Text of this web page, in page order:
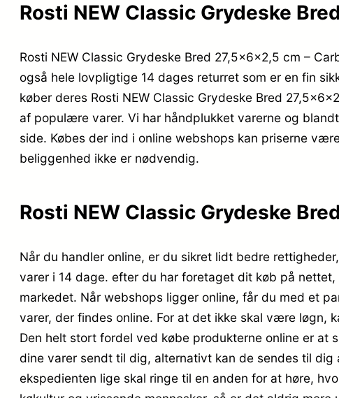
Rosti NEW Classic Grydeske
Rosti NEW Classic Grydeske Bred 27,5x6x2,5 cm –
også hele lovpligtige 14 dages returret som er en fin
køber deres Rosti NEW Classic Grydeske Bred
af populære varer. Vi har håndplukket varerne og
side. Købes der ind i online webshops kan priserne
beliggenhed ikke er nødvendig.
Rosti NEW Classic Grydeske
Når du handler online, er du sikret lidt bedre
varer i 14 dage. efter du har foretaget dit køb på
markedet. Når webshops ligger online, får du med et
varer, der findes online. For at det ikke skal være løgn,
Den helt stort fordel ved købe produkterne online er
dine varer sendt til dig, alternativt kan de sendes til
ekspedienten lige skal ringe til en anden for at høre,